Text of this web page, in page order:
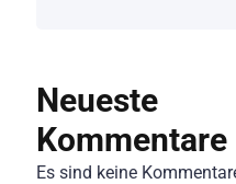
Neueste
Kommentare
Es sind keine